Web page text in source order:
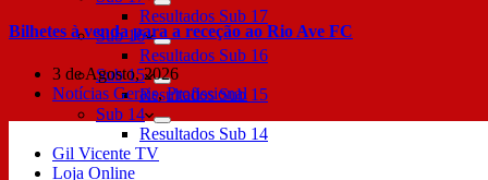
Resultados Sub 17
Sub 16
Resultados Sub 16
Sub 15
Resultados Sub 15
Sub 14
Resultados Sub 14
Gil Vicente TV
Loja Online
Bilhetes à venda para a receção ao Rio Ave FC
3 de Agosto, 2026
Notícias Gerais,Profissional